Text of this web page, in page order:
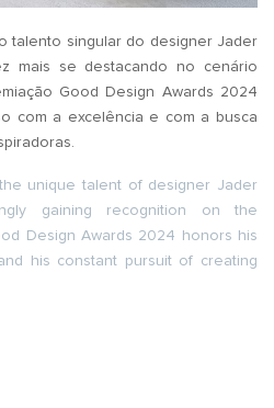
talento singular do designer Jader
mais se destacando no cenário
Good Design Awards 2024
com a excelência e com a busca
unique talent of designer Jader
gaining recognition on the
Design Awards 2024 honors his
his constant pursuit of creating